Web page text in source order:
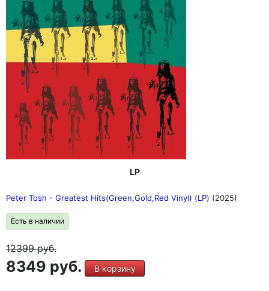
LP
Peter Tosh - Greatest Hits(Green,Gold,Red Vinyl) (LP) (2025)
Есть в наличии
12399руб.
8349 руб. В корзину